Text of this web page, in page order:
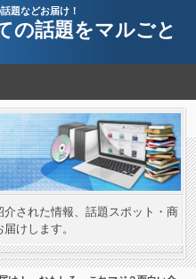
題などお届け！
の話題をマルごと
された情報、話題スポット・商
けします。